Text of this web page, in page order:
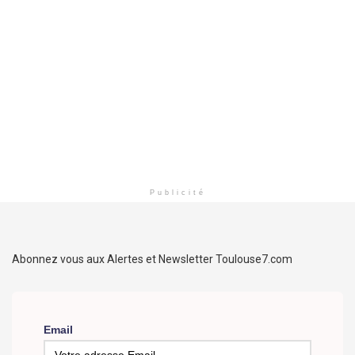
Publicité
Abonnez vous aux Alertes et Newsletter Toulouse7.com
Email